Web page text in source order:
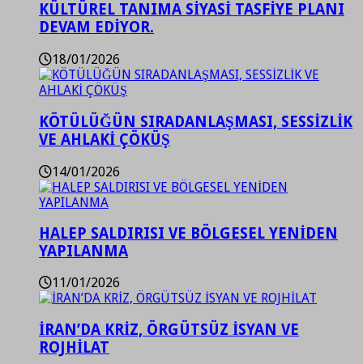
KÜLTÜREL TANIMA SİYASİ TASFİYE PLANI
DEVAM EDİYOR.
18/01/2026
KÖTÜLÜĞÜN SIRADANLAŞMASI, SESSİZLİK
VE AHLAKİ ÇÖKÜŞ
14/01/2026
HALEP SALDIRISI VE BÖLGESEL YENİDEN
YAPILANMA
11/01/2026
İRAN’DA KRİZ, ÖRGÜTSÜZ İSYAN VE
ROJHİLAT